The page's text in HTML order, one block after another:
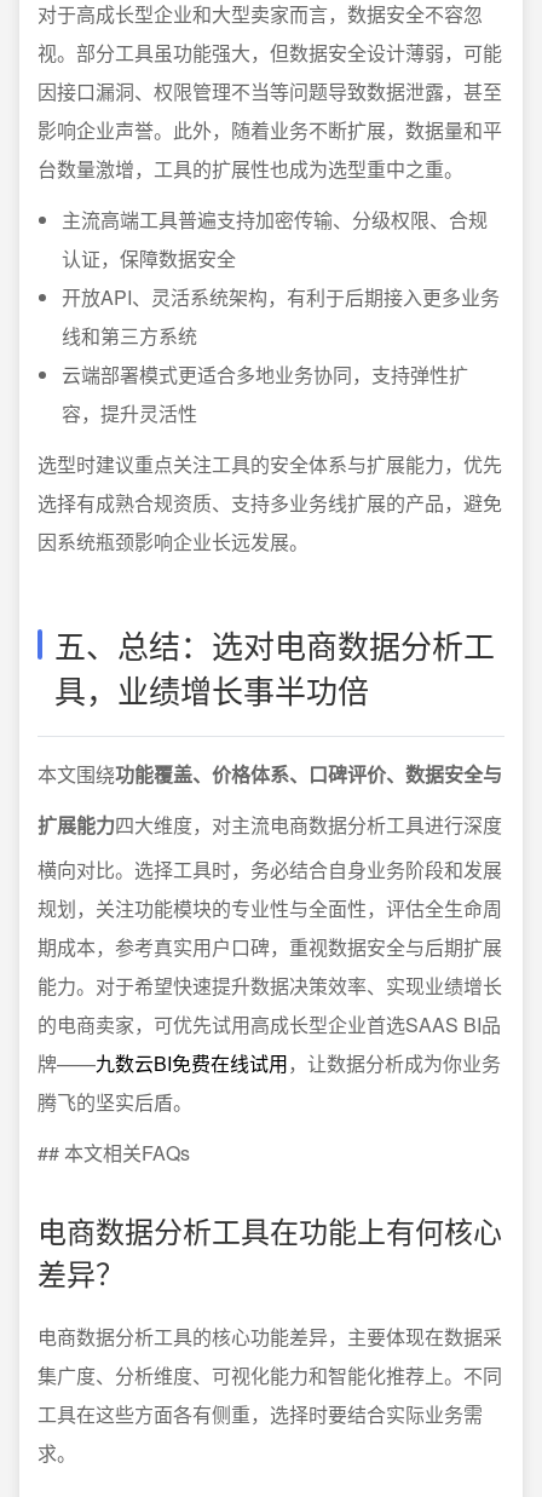
对于高成长型企业和大型卖家而言，数据安全不容忽
视。部分工具虽功能强大，但数据安全设计薄弱，可能
因接口漏洞、权限管理不当等问题导致数据泄露，甚至
影响企业声誉。此外，随着业务不断扩展，数据量和平
台数量激增，工具的扩展性也成为选型重中之重。
主流高端工具普遍支持加密传输、分级权限、合规
认证，保障数据安全
开放API、灵活系统架构，有利于后期接入更多业务
线和第三方系统
云端部署模式更适合多地业务协同，支持弹性扩
容，提升灵活性
选型时建议重点关注工具的安全体系与扩展能力，优先
选择有成熟合规资质、支持多业务线扩展的产品，避免
因系统瓶颈影响企业长远发展。
五、总结：选对电商数据分析工
具，业绩增长事半功倍
本文围绕功能覆盖、价格体系、口碑评价、数据安全与
扩展能力四大维度，对主流电商数据分析工具进行深度
横向对比。选择工具时，务必结合自身业务阶段和发展
规划，关注功能模块的专业性与全面性，评估全生命周
期成本，参考真实用户口碑，重视数据安全与后期扩展
能力。对于希望快速提升数据决策效率、实现业绩增长
的电商卖家，可优先试用高成长型企业首选SAAS BI品
牌——九数云BI免费在线试用，让数据分析成为你业务
腾飞的坚实后盾。
## 本文相关FAQs
电商数据分析工具在功能上有何核心
差异？
电商数据分析工具的核心功能差异，主要体现在数据采
集广度、分析维度、可视化能力和智能化推荐上。不同
工具在这些方面各有侧重，选择时要结合实际业务需
求。